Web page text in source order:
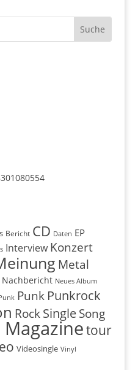
Bericht CD Daten EP
Interview Konzert
Metal
Nachbericht Neues Album
Punk Punkrock
Rock Single Song
tour
Videosingle Vinyl